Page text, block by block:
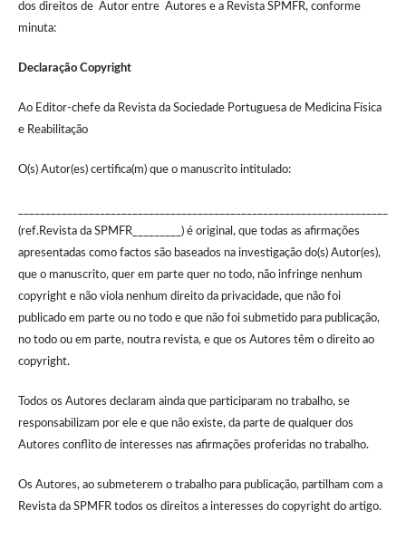
dos direitos de Autor entre Autores e a Revista SPMFR, conforme
minuta:
Declaração Copyright
Ao Editor-chefe da Revista da Sociedade Portuguesa de Medicina Física
e Reabilitação
O(s) Autor(es) certifica(m) que o manuscrito intitulado:
(ref.Revista da SPMFR_________) é original, que todas as afirmações
apresentadas como factos são baseados na investigação do(s) Autor(es),
que o manuscrito, quer em parte quer no todo, não infringe nenhum
copyright e não viola nenhum direito da privacidade, que não foi
publicado em parte ou no todo e que não foi submetido para publicação,
no todo ou em parte, noutra revista, e que os Autores têm o direito ao
copyright.
Todos os Autores declaram ainda que participaram no trabalho, se
responsabilizam por ele e que não existe, da parte de qualquer dos
Autores conflito de interesses nas afirmações proferidas no trabalho.
Os Autores, ao submeterem o trabalho para publicação, partilham com a
Revista da SPMFR todos os direitos a interesses do copyright do artigo.